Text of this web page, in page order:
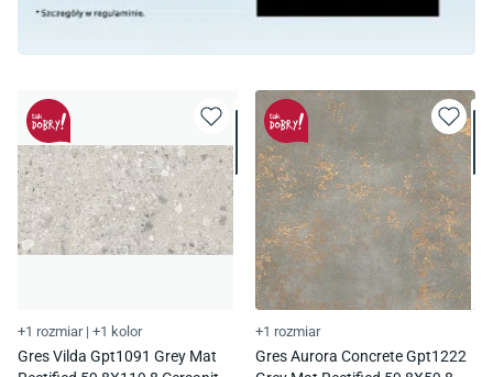
+1 rozmiar | +1 kolor
Gres Vilda Gpt1091 Grey Mat
+1 rozmiar
Gres Aurora Concrete Gpt1222